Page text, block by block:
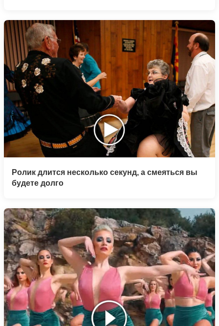
Ролик длится несколько секунд, а смеяться вы
будете долго